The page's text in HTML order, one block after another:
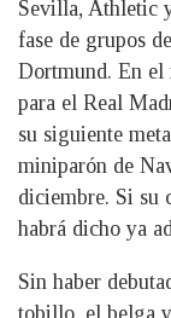
Sevilla, Athletic
fase de grupos
Dortmund. En el
para el Real
su siguiente
miniparón de
diciembre. Si su
habrá dicho ya
Sin haber